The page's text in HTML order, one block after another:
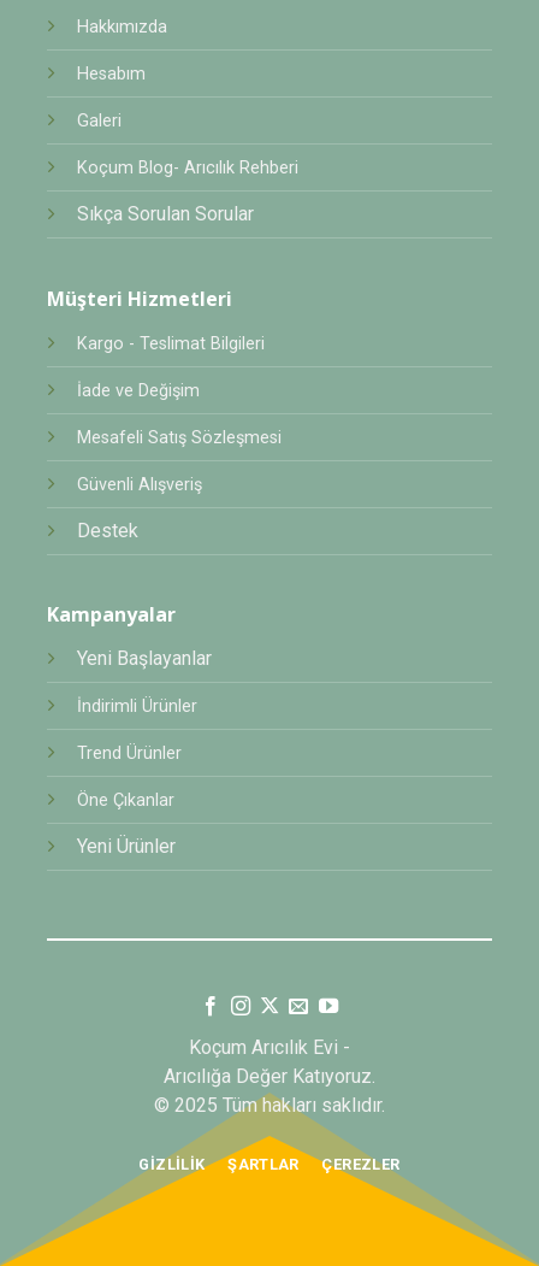
Hakkımızda
Hesabım
Galeri
Koçum Blog- Arıcılık Rehberi
Sıkça Sorulan Sorular
Müşteri Hizmetleri
Kargo - Teslimat Bilgileri
İade ve Değişim
Mesafeli Satış Sözleşmesi
Güvenli Alışveriş
Destek
Kampanyalar
Yeni Başlayanlar
İndirimli Ürünler
Trend Ürünler
Öne Çıkanlar
Yeni Ürünler
Koçum Arıcılık Evi -
Arıcılığa Değer Katıyoruz.
© 2025 Tüm hakları saklıdır.
GIZLILIK ŞARTLAR ÇEREZLER